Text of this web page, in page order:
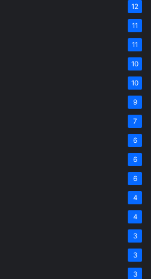
12
11
11
10
10
9
7
6
6
6
4
4
3
3
3